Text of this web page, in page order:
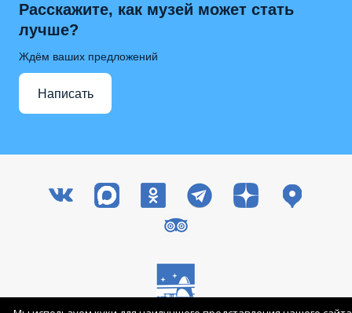
Расскажите, как музей может стать
лучше?
Ждём ваших предложений
Написать